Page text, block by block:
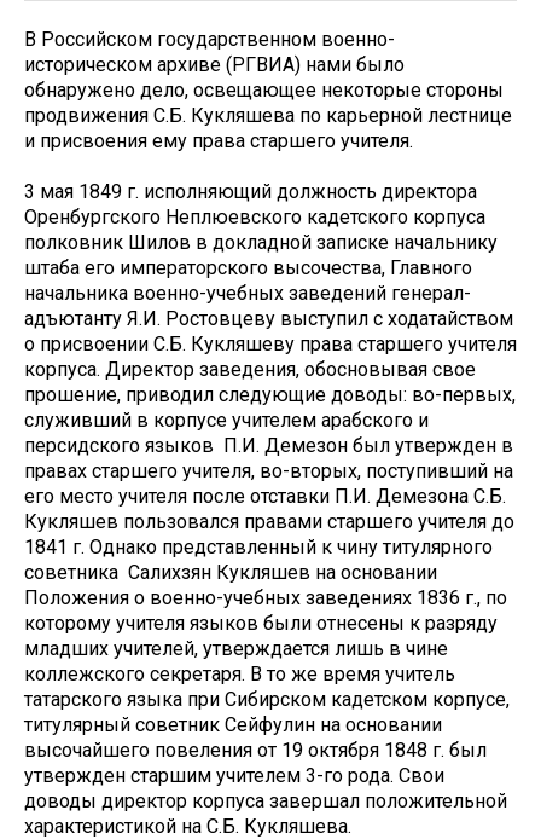
В Российском государственном военно-
историческом архиве (РГВИА) нами было
обнаружено дело, освещающее некоторые стороны
продвижения С.Б. Кукляшева по карьерной лестнице
и присвоения ему права старшего учителя.
3 мая 1849 г. исполняющий должность директора
Оренбургского Неплюевского кадетского корпуса
полковник Шилов в докладной записке начальнику
штаба его императорского высочества, Главного
начальника военно-учебных заведений генерал-
адъютанту Я.И. Ростовцеву выступил с ходатайством
о присвоении С.Б. Кукляшеву права старшего учителя
корпуса. Директор заведения, обосновывая свое
прошение, приводил следующие доводы: во-первых,
служивший в корпусе учителем арабского и
персидского языков П.И. Демезон был утвержден в
правах старшего учителя, во-вторых, поступивший на
его место учителя после отставки П.И. Демезона С.Б.
Кукляшев пользовался правами старшего учителя до
1841 г. Однако представленный к чину титулярного
советника Салихзян Кукляшев на основании
Положения о военно-учебных заведениях 1836 г., по
которому учителя языков были отнесены к разряду
младших учителей, утверждается лишь в чине
коллежского секретаря. В то же время учитель
татарского языка при Сибирском кадетском корпусе,
титулярный советник Сейфулин на основании
высочайшего повеления от 19 октября 1848 г. был
утвержден старшим учителем 3-го рода. Свои
доводы директор корпуса завершал положительной
характеристикой на С.Б. Кукляшева.